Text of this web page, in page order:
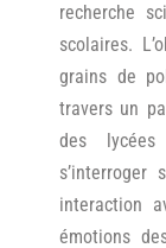
recherche
scolaires.
grains de
travers un
des
s’interroger
interaction
émotions